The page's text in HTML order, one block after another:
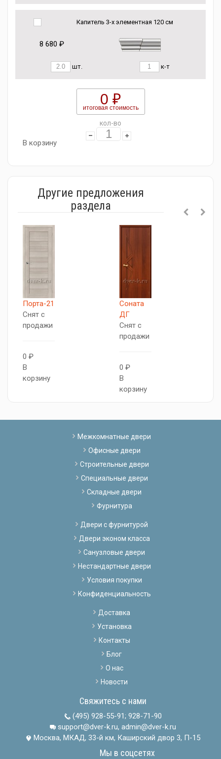
Капитель 3-х элементная 120 см
8 680 ₽
шт. к-т
0 ₽
итоговая стоимость
кол-во
В корзину
Другие предложения
раздела
Порта-21
Снят с
продажи
0 ₽
В
корзину
Соната
ДГ
Снят с
продажи
0 ₽
В
корзину
Межкомнатные двери
Офисные двери
Строительные двери
Специальные двери
Складные двери
Фурнитура
Двери с фурнитурой
Двери эконом класса
Санузловые двери
Нестандартные двери
Условия покупки
Конфиденциальность
Доставка
Установка
Контакты
Блог
О нас
Новости
Свяжитесь с нами
(495) 928-55-91; 928-71-90
support@dver-k.ru, admin@dver-k.ru
Москва, МКАД, 33-й км, Каширский двор 3, П-15
Мы в соцсетях